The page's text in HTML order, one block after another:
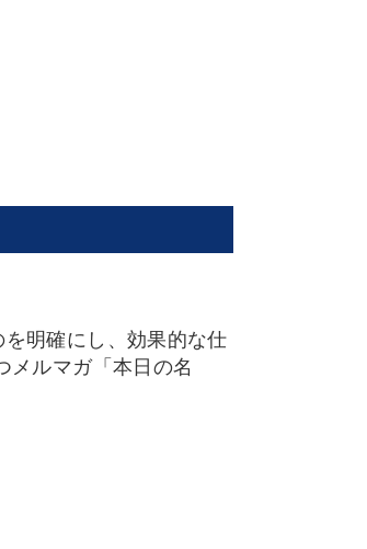
明確にし、効果的な仕
メルマガ「本日の名